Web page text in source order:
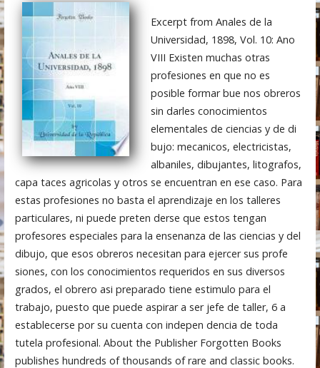
d
o
Excerpt from Anales de la
Universidad, 1898, Vol. 10: Ano
VIII Existen muchas otras
profesiones en que no es
posible formar bue nos obreros
sin darles conocimientos
elementales de ciencias y de di
bujo: mecanicos, electricistas,
albaniles, dibujantes, litografos,
capa taces agricolas y otros se encuentran en ese caso. Para
estas profesiones no basta el aprendizaje en los talleres
particulares, ni puede preten derse que estos tengan
profesores especiales para la ensenanza de las ciencias y del
dibujo, que esos obreros necesitan para ejercer sus profe
siones, con los conocimientos requeridos en sus diversos
grados, el obrero asi preparado tiene estimulo para el
trabajo, puesto que puede aspirar a ser jefe de taller, 6 a
establecerse por su cuenta con indepen dencia de toda
tutela profesional. About the Publisher Forgotten Books
publishes hundreds of thousands of rare and classic books.